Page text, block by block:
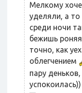
Мелкому
уделяли, а то
среди ночи
бежишь
точно, как
облегчением
пару
успокоилась))